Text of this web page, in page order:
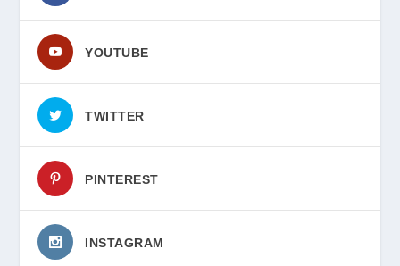
YOUTUBE
TWITTER
PINTEREST
INSTAGRAM